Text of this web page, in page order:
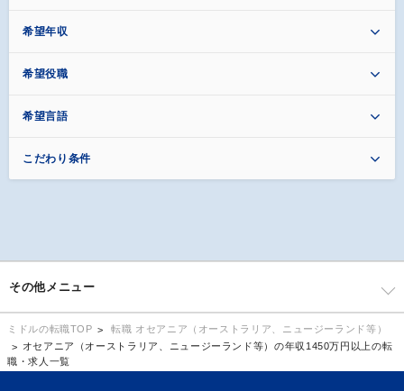
希望年収
希望役職
希望言語
こだわり条件
その他メニュー
ミドルの転職TOP
転職 オセアニア（オーストラリア、ニュージーランド等）
オセアニア（オーストラリア、ニュージーランド等）の年収1450万円以上の転
職・求人一覧